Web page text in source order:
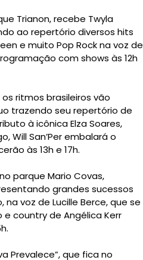
Trianon, recebe Twyla
ao repertório diversos hits
e muito Pop Rock na voz de
com shows às 12h
ritmos brasileiros vão
trazendo seu repertório de
à icônica Elza Soares,
Will San’Per embalará o
às 13h e 17h.
parque Mario Covas,
grandes sucessos
na voz de Lucille Berce, que se
e country de Angélica Kerr
Prevalece”, que fica no